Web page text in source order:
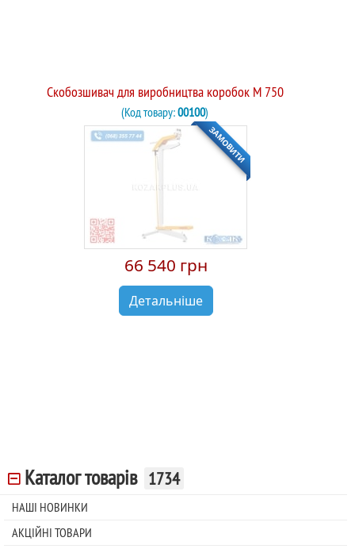
Скобозшивач для виробництва коробок М 750
(Код товару:00100)
ЗАМОВИТИ
66 540 грн
Детальніше
Каталог товарів 1734
НАШІ НОВИНКИ
АКЦІЙНІ ТОВАРИ